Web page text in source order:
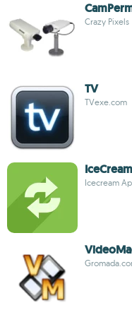
Crazy Pixels
TV
TVexe.com
Icecream